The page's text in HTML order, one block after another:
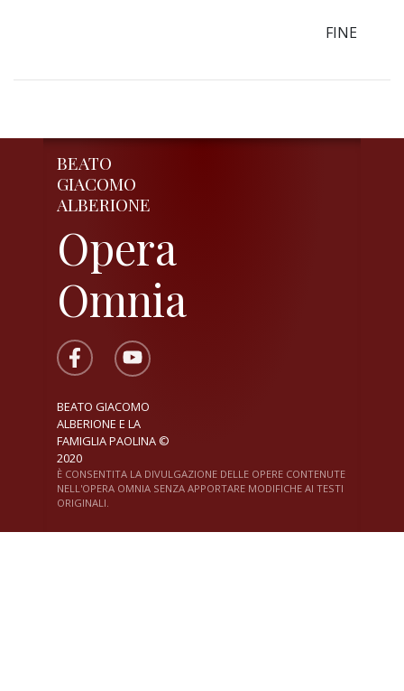
FINE
BEATO
GIACOMO
ALBERIONE
Opera
Omnia
BEATO GIACOMO
ALBERIONE E LA
FAMIGLIA PAOLINA ©
2020
È CONSENTITA LA DIVULGAZIONE DELLE OPERE CONTENUTE
NELL'OPERA OMNIA SENZA APPORTARE MODIFICHE AI TESTI
ORIGINALI.